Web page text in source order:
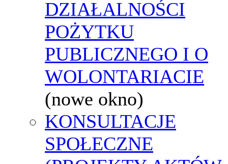
DZIAŁALNOŚCI
POŻYTKU
PUBLICZNEGO I O
WOLONTARIACIE
(nowe okno)
KONSULTACJE
SPOŁECZNE